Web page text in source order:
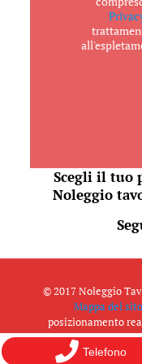
D
P
R
Scegli il tuo
Noleggio
© 2017 Noleggio
Mappa del sito
posizionamento
Telefono